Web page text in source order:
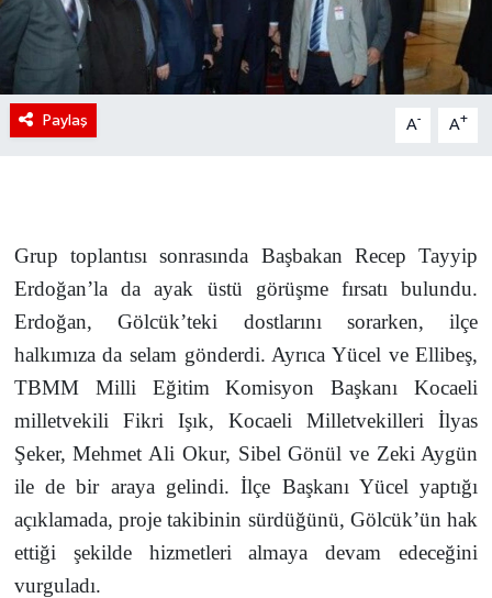
Paylaş A- A+
Grup toplantısı sonrasında Başbakan Recep Tayyip
Erdoğan’la da ayak üstü görüşme fırsatı bulundu.
Erdoğan, Gölcük’teki dostlarını sorarken, ilçe
halkımıza da selam gönderdi. Ayrıca Yücel ve Ellibeş,
TBMM Milli Eğitim Komisyon Başkanı Kocaeli
milletvekili Fikri Işık, Kocaeli Milletvekilleri İlyas
Şeker, Mehmet Ali Okur, Sibel Gönül ve Zeki Aygün
ile de bir araya gelindi. İlçe Başkanı Yücel yaptığı
açıklamada, proje takibinin sürdüğünü, Gölcük’ün hak
ettiği şekilde hizmetleri almaya devam edeceğini
vurguladı.